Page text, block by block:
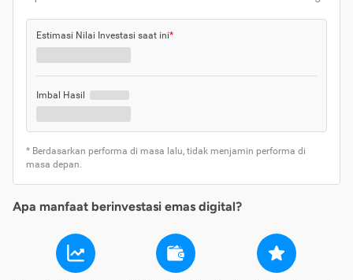
Estimasi Nilai Investasi saat ini*
Imbal Hasil
* Berdasarkan performa di masa lalu, tidak menjamin performa di
masa depan.
Apa manfaat berinvestasi emas digital?